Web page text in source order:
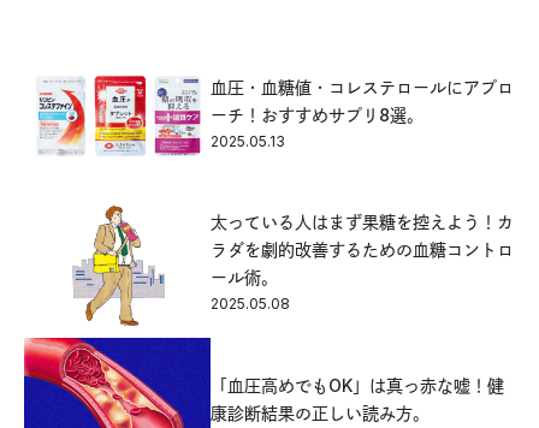
血圧・血糖値・コレステロールにアプロ
ーチ！おすすめサプリ8選。
2025.05.13
太っている人はまず果糖を控えよう！カ
ラダを劇的改善するための血糖コントロ
ール術。
2025.05.08
「血圧高めでもOK」は真っ赤な嘘！健
康診断結果の正しい読み方。